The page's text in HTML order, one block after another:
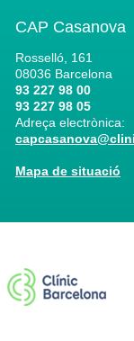
CAP Casanova
Rosselló, 161
08036 Barcelona
93 227 98 00
93 227 98 05
Adreça electrònica:
Mapa de situació